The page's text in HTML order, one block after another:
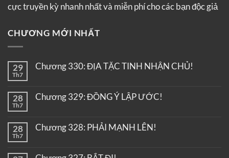
cực truyền kỳ nhanh nhất và miễn phí cho các bạn độc giả
CHƯƠNG MỚI NHẤT
29
Th7
Chương 330: ĐỊA TẶC TINH NHẬN CHỦ!
28
Th7
Chương 329: ĐỒNG Ý LẬP ƯỚC!
28
Th7
Chương 328: PHẢI MẠNH LÊN!